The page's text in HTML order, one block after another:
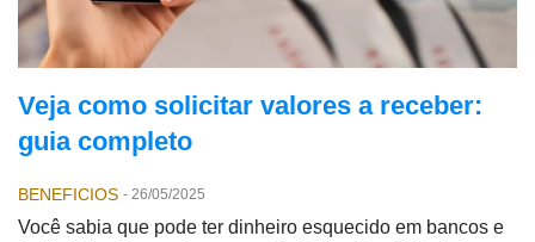
Veja como solicitar valores a receber:
guia completo
BENEFICIOS - 26/05/2025
Você sabia que pode ter dinheiro esquecido em bancos e